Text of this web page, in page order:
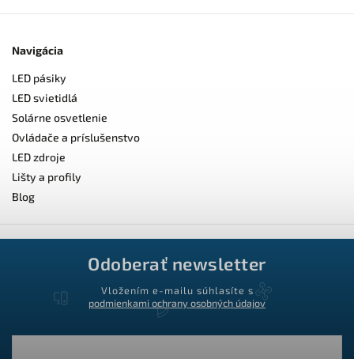
Navigácia
LED pásiky
LED svietidlá
Solárne osvetlenie
Ovládače a príslušenstvo
LED zdroje
Lišty a profily
Blog
Odoberať newsletter
Vložením e-mailu súhlasíte s
podmienkami ochrany osobných údajov